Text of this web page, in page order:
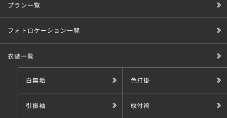
こだわり条件で探す
プラン一覧
フォトロケーション一覧
衣装一覧
白無垢 色打掛
引振袖 紋付袴